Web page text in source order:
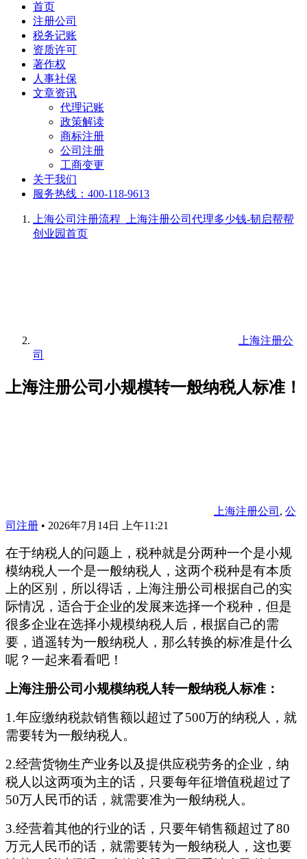
首页
注册公司
税务记账
资质许可
著作权
人事社保
文章资讯
代理记账
政策解读
商标注册
公司注册
工商变更
关于我们
服务热线：400-118-9613
上海公司注册流程_上海注册公司代理多少钱-韧启帮帮
创业园首页
上海注册公
司
上海注册公司小规模转一般纳税人标准！
上海注册公司 , 公
司注册 • 2026年7月14日 上午11:21
在于纳税人的问题上，税种就是分两种一个是小规
模纳税人一个是一般纳税人，这两个税种是有本质
上的区别，所以得话，上海注册公司根据自己的实
际情况，适合于企业的发展来选择一个税种，但是
很多企业在选择小规模纳税人后，根据自己的需
要，逍遥转为一般纳税人，那么转换的标准是什么
呢？一起来看看吧！
上海注册公司小规模纳税人转一般纳税人标准：
1.年应缴纳税款销售额以超过了500万的纳税人，就
需要转为一般纳税人。
2.经营货物生产业务以及提供应税劳务的企业，纳
税人以这两项为主的话，只要每年征增值税超过了
50万人民币的话，就需要准为一般纳税人。
3.经营着其他的行业的话，只要年销售额超过了80
万元人民币的话，就需要转为一般纳税人，这也要